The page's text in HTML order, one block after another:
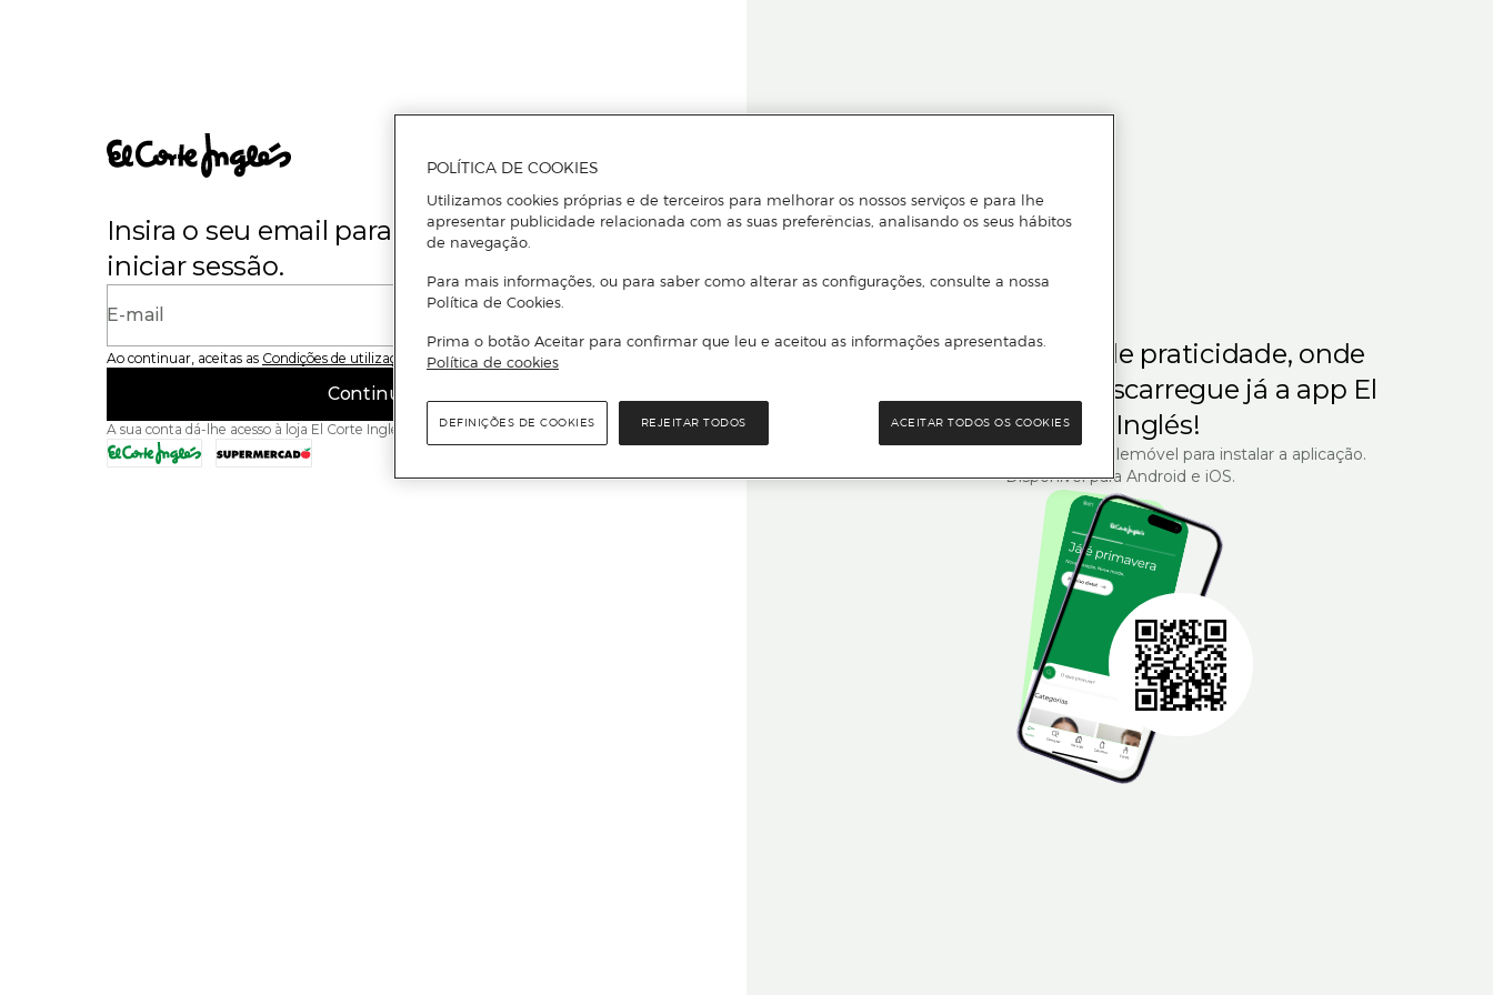
Insira o seu email para se registar ou
iniciar sessão.
E-mail
Ao continuar, aceitas as Condições de utilização do site
Continuar
A sua conta dá-lhe acesso à loja El Corte Inglés e ao Supermercado El Corte Inglés.
Para quem gosta de praticidade, onde
Descarregue já a app El
Corte Inglés!
Leia o código QR com o seu telemóvel para instalar a aplicação.
Disponível para Android e iOS.
POLÍTICA DE COOKIES
Utilizamos cookies próprias e de terceiros para melhorar os nossos serviços e para lhe
apresentar publicidade relacionada com as suas preferências, analisando os seus hábitos
de navegação.
Para mais informações, ou para saber como alterar as configurações, consulte a nossa
Política de Cookies.
Prima o botão Aceitar para confirmar que leu e aceitou as informações apresentadas.
Política de cookies
REJEITAR TODOS ACEITAR TODOS OS COOKIES
DEFINIÇÕES DE COOKIES